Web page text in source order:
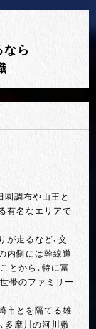
ら
園調布や山王と
有名なエリアで
が走るなど、交
内側には幹線道
とから、特に富
帯のファミリー
市とを隔てる雄
多摩川の河川敷